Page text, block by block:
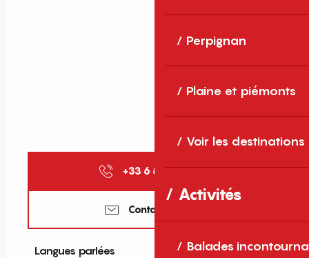
Perpignan
Plaine et piémonts
Voir les destinations
Activités
Balades
+33 6 81 57 45▒▒
Contactez-nous
Langues parlées
Langues parlées